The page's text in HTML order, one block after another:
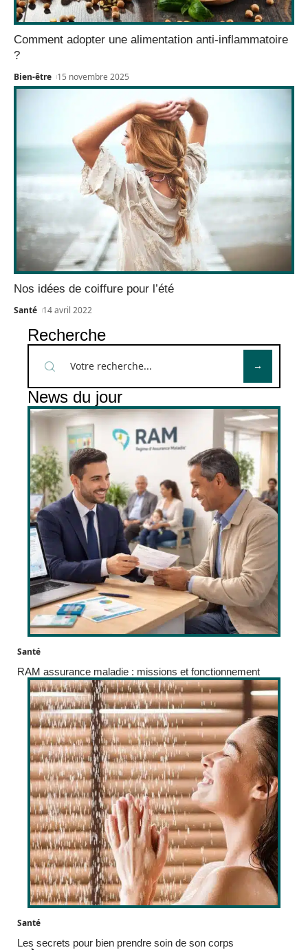
Comment adopter une alimentation anti-inflammatoire
?
Bien-être 15 novembre 2025
Nos idées de coiffure pour l’été
Santé 14 avril 2022
Recherche
News du jour
Santé
RAM assurance maladie : missions et fonctionnement
Santé
Les secrets pour bien prendre soin de son corps